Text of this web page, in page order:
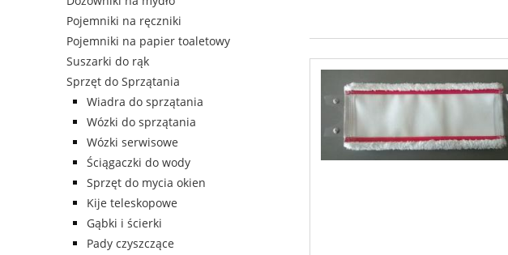
Pojemniki na ręczniki
Pojemniki na papier toaletowy
Suszarki do rąk
Sprzęt do Sprzątania
Wiadra do sprzątania
Wózki do sprzątania
Wózki serwisowe
Ściągaczki do wody
Sprzęt do mycia okien
Kije teleskopowe
Gąbki i ścierki
Pady czyszczące